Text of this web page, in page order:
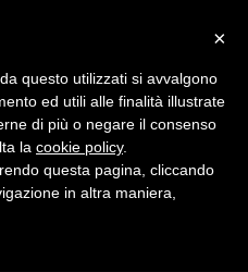
blog: community #1 in
×
questo utilizzati si avvalgono
ed utili alle finalità illustrate
di più o negare il consenso
la cookie policy.
questa pagina, cliccando
in altra maniera,